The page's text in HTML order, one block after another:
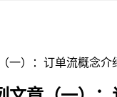
一）：订单流概念介